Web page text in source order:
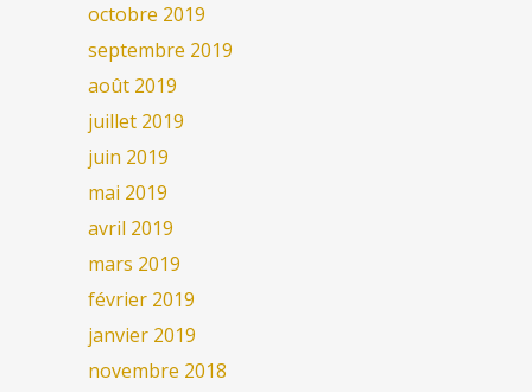
octobre 2019
septembre 2019
août 2019
juillet 2019
juin 2019
mai 2019
avril 2019
mars 2019
février 2019
janvier 2019
novembre 2018